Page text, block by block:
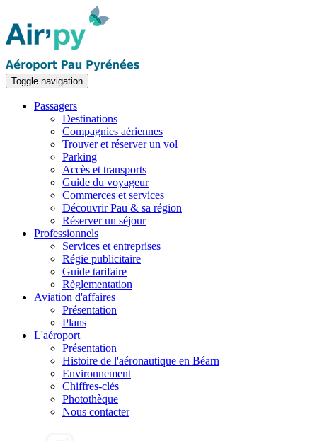
Toggle navigation
Passagers
Destinations
Compagnies aériennes
Trouver et réserver un vol
Parking
Accès et transports
Guide du voyageur
Commerces et services
Découvrir Pau & sa région
Réserver un séjour
Professionnels
Services et entreprises
Régie publicitaire
Guide tarifaire
Règlementation
Aviation d'affaires
Présentation
Plans
L'aéroport
Présentation
Histoire de l'aéronautique en Béarn
Environnement
Chiffres-clés
Photothèque
Nous contacter